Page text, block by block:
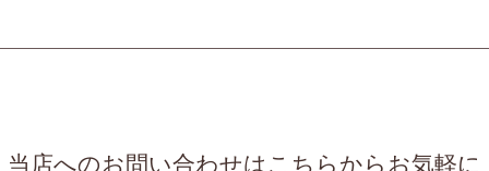
当店へのお問い合わせはこちらからお気軽に